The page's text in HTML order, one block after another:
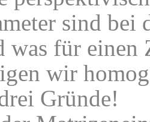
sind
für einen
wir
Gründe!